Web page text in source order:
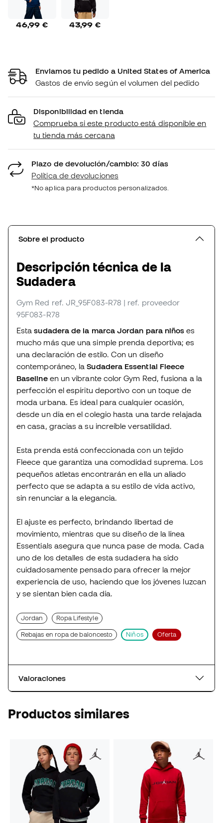
46,99 € 43,99 €
Enviamos tu pedido a United States of America
Gastos de envío según el volumen del pedido
Disponibilidad en tienda
Comprueba si este producto está disponible en
tu tienda más cercana
Plazo de devolución/cambio: 30 días
Política de devoluciones
*No aplica para productos personalizados.
Sobre el producto
Descripción técnica de la
Sudadera
Gym Red ref. JR_95F083-R78 | ref. proveedor
95F083-R78
Estasudadera de la marca Jordan para niñoses
mucho más que una simple prenda deportiva; es
una declaración de estilo. Con un diseño
contemporáneo, laSudadera Essential Fleece
Baseline en un vibrante color Gym Red, fusiona a la
perfección el espíritu deportivo con un toque de
moda urbana. Es ideal para cualquier ocasión,
desde un día en el colegio hasta una tarde relajada
en casa, gracias a su increíble versatilidad.
Esta prenda está confeccionada con un tejido
Fleece que garantiza una comodidad suprema. Los
pequeños atletas encontrarán en ella un aliado
perfecto que se adapta a su estilo de vida activo,
sin renunciar a la elegancia.
El ajuste es perfecto, brindando libertad de
movimiento, mientras que su diseño de la línea
Essentials asegura que nunca pase de moda. Cada
uno de los detalles de esta sudadera ha sido
cuidadosamente pensado para ofrecer la mejor
experiencia de uso, haciendo que los jóvenes luzcan
y se sientan bien cada día.
Jordan Ropa Lifestyle
Rebajas en ropa de baloncesto Niños Oferta
Valoraciones
Productos similares